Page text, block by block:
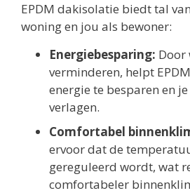
EPDM dakisolatie biedt tal
woning en jou als bewoner:
Energiebesparing: Door
verminderen, helpt
energie te besparen en
verlagen.
Comfortabel
ervoor dat de
gereguleerd wordt, wat
comfortabeler